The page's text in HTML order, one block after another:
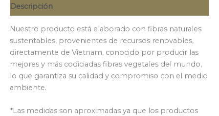
Descripción
Nuestro producto está elaborado con fibras naturales
sustentables, provenientes de recursos renovables,
directamente de Vietnam, conocido por producir las
mejores y más codiciadas fibras vegetales del mundo,
lo que garantiza su calidad y compromiso con el medio
ambiente.
*Las medidas son aproximadas ya que los productos